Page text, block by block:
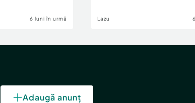
6 luni în urmă Lazu
Adaugă anunț